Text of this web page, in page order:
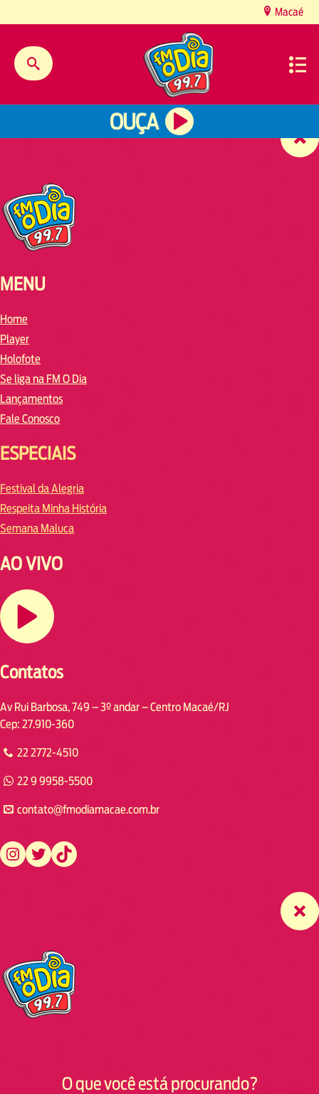
Macaé
OUÇA
MENU
Home
Player
Holofote
Se liga na FM O Dia
Lançamentos
Fale Conosco
ESPECIAIS
Festival da Alegria
Respeita Minha História
Semana Maluca
AO VIVO
Contatos
Av Rui Barbosa, 749 – 3º andar – Centro Macaé/RJ
Cep: 27.910-360
22 2772-4510
22 9 9958-5500
contato@fmodiamacae.com.br
https://www.instagram.com/fmodia.macae/ https://twitter.com/fmodia.macae/ https://www.tiktok.com/@fmodia.macae
O que você está procurando?